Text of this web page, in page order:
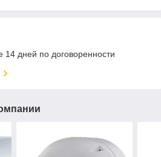
14 дней по договоренности